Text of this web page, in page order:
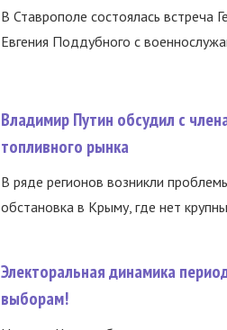
В Ставрополе состоялась встреча
Евгения Поддубного с
Владимир Путин обсудил с
топливного рынка
В ряде регионов возникли
обстановка в Крыму, где нет
Электоральная динамика
выборам!